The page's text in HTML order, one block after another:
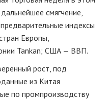
смягчение,
индексы
Европы,
Tankan; США — ВВП.
рост, под
из Китая
по промпроизводству